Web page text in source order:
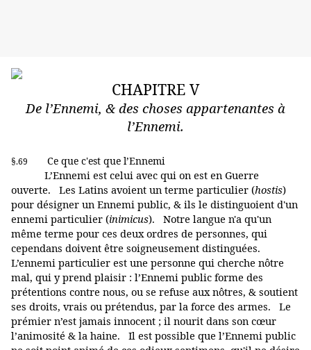
CHAPITRE V
De l’Ennemi, & des choses appartenantes à
l’Ennemi.
§.69 Ce que c'est que l’Ennemi
L’Ennemi est celui avec qui on est en Guerre
ouverte. Les Latins avoient un terme particulier (hostis)
pour désigner un Ennemi public, & ils le distinguoient d'un
ennemi particulier (inimicus). Notre langue n'a qu'un
même terme pour ces deux ordres de personnes, qui
cependans doivent être soigneusement distinguées.
L’ennemi particulier est une personne qui cherche nôtre
mal, qui y prend plaisir : l’Ennemi public forme des
prétentions contre nous, ou se refuse aux nôtres, & soutient
ses droits, vrais ou prétendus, par la force des armes. Le
prémier n’est jamais innocent ; il nourit dans son cœur
l’animosité & la haine. Il est possible que l’Ennemi public